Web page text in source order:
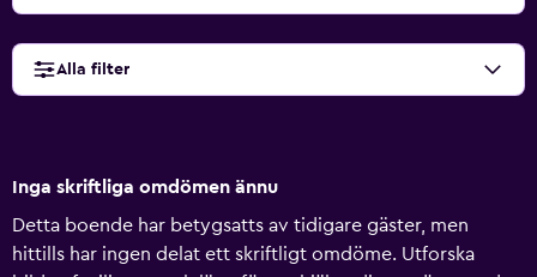
Alla filter
Inga skriftliga omdömen ännu
Detta boende har betygsatts av tidigare gäster, men
hittills har ingen delat ett skriftligt omdöme. Utforska